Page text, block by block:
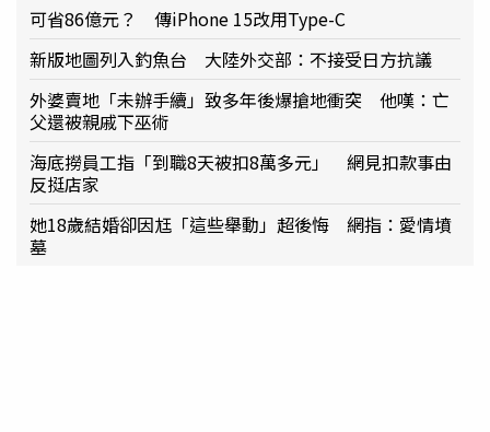
可省86億元？ 傳iPhone 15改用Type-C
新版地圖列入釣魚台 大陸外交部：不接受日方抗議
外婆賣地「未辦手續」致多年後爆搶地衝突 他嘆：亡
父還被親戚下巫術
海底撈員工指「到職8天被扣8萬多元」 網見扣款事由
反挺店家
她18歲結婚卻因尪「這些舉動」超後悔 網指：愛情墳
墓